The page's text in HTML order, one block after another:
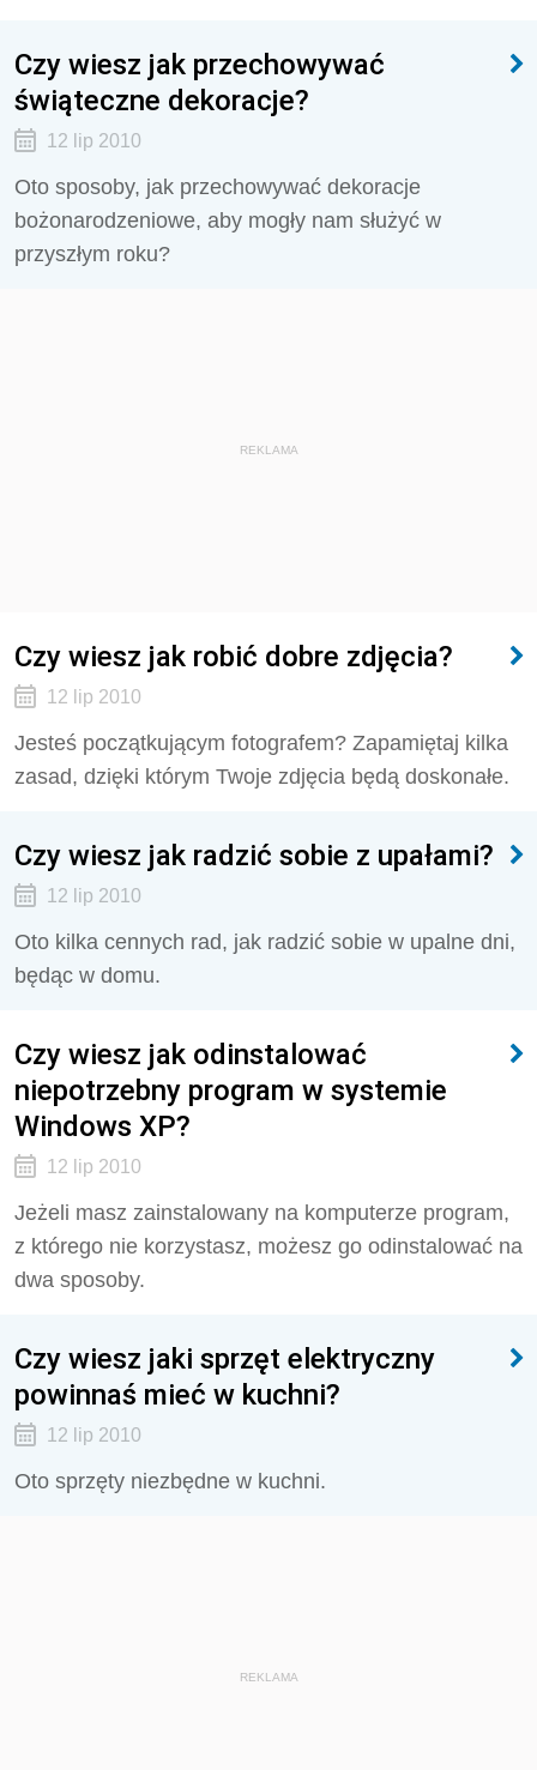
Czy wiesz jak przechowywać
świąteczne dekoracje?
12 lip 2010
Oto sposoby, jak przechowywać dekoracje
bożonarodzeniowe, aby mogły nam służyć w
przyszłym roku?
REKLAMA
Czy wiesz jak robić dobre zdjęcia?
12 lip 2010
Jesteś początkującym fotografem? Zapamiętaj kilka
zasad, dzięki którym Twoje zdjęcia będą doskonałe.
Czy wiesz jak radzić sobie z upałami?
12 lip 2010
Oto kilka cennych rad, jak radzić sobie w upalne dni,
będąc w domu.
Czy wiesz jak odinstalować
niepotrzebny program w systemie
Windows XP?
12 lip 2010
Jeżeli masz zainstalowany na komputerze program,
z którego nie korzystasz, możesz go odinstalować na
dwa sposoby.
Czy wiesz jaki sprzęt elektryczny
powinnaś mieć w kuchni?
12 lip 2010
Oto sprzęty niezbędne w kuchni.
REKLAMA